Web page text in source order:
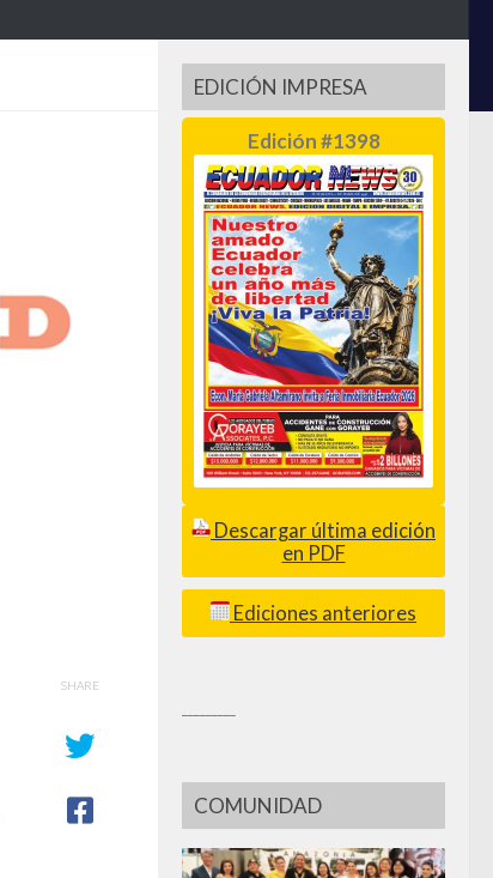
SHARE
EDICIÓN IMPRESA
Edición #1398
Descargar última edición
en PDF
Ediciones anteriores
COMUNIDAD